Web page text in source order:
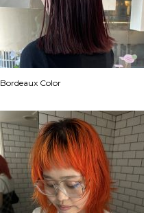
Bordeaux Color